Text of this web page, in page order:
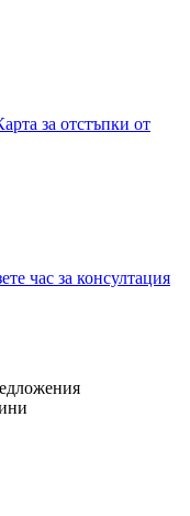
за отстъпки от
час за консултация